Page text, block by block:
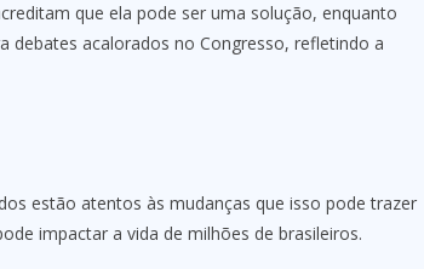
que ela pode ser uma solução, enquanto
debates acalorados no Congresso, refletindo a
estão atentos às mudanças que isso pode trazer
impactar a vida de milhões de brasileiros.